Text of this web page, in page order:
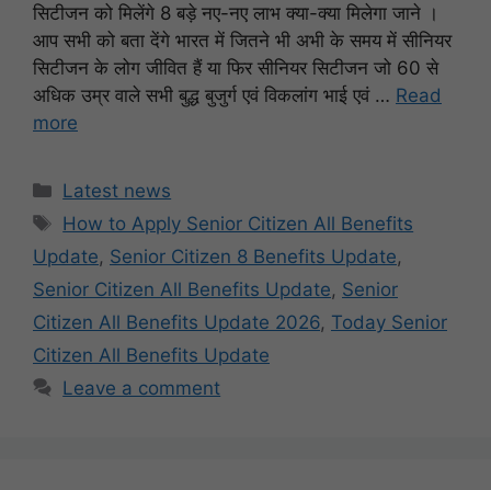
सिटीजन को मिलेंगे 8 बड़े नए-नए लाभ क्या-क्या मिलेगा जाने ।
आप सभी को बता देंगे भारत में जितने भी अभी के समय में सीनियर
सिटीजन के लोग जीवित हैं या फिर सीनियर सिटीजन जो 60 से
अधिक उम्र वाले सभी बुद्ध बुजुर्ग एवं विकलांग भाई एवं … Read
more
Categories
Latest news
Tags
How to Apply Senior Citizen All Benefits
Update, Senior Citizen 8 Benefits Update,
Senior Citizen All Benefits Update, Senior
Citizen All Benefits Update 2026, Today Senior
Citizen All Benefits Update
Leave a comment